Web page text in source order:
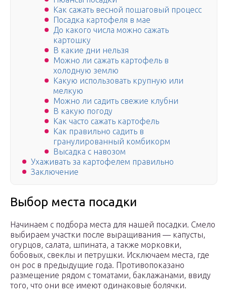
Как сажать весной пошаговый процесс
Посадка картофеля в мае
До какого числа можно сажать
картошку
В какие дни нельзя
Можно ли сажать картофель в
холодную землю
Какую использовать крупную или
мелкую
Можно ли садить свежие клубни
В какую погоду
Как часто сажать картофель
Как правильно садить в
гранулированный комбикорм
Высадка с навозом
Ухаживать за картофелем правильно
Заключение
Выбор места посадки
Начинаем с подбора места для нашей посадки. Смело
выбираем участки после выращивания — капусты,
огурцов, салата, шпината, а также морковки,
бобовых, свеклы и петрушки. Исключаем места, где
он рос в предыдущие года. Противопоказано
размещение рядом с томатами, баклажанами, ввиду
того, что они все имеют одинаковые болячки.